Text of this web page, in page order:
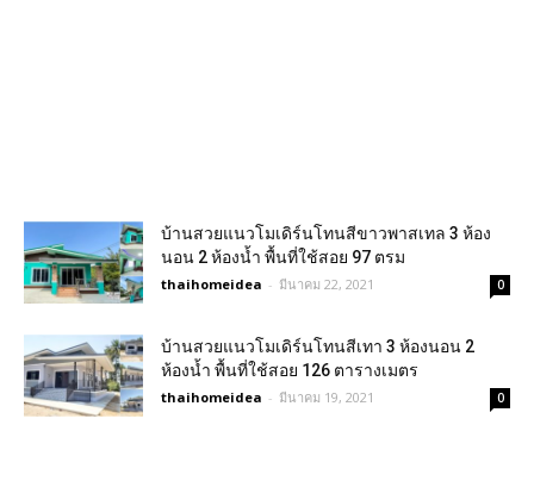
บ้านสวยแนวโมเดิร์นโทนสีขาวพาสเทล 3 ห้อง
นอน 2 ห้องน้ำ พื้นที่ใช้สอย 97 ตรม
thaihomeidea - มีนาคม 22, 2021 0
บ้านสวยแนวโมเดิร์นโทนสีเทา 3 ห้องนอน 2
ห้องน้ำ พื้นที่ใช้สอย 126 ตารางเมตร
thaihomeidea - มีนาคม 19, 2021 0